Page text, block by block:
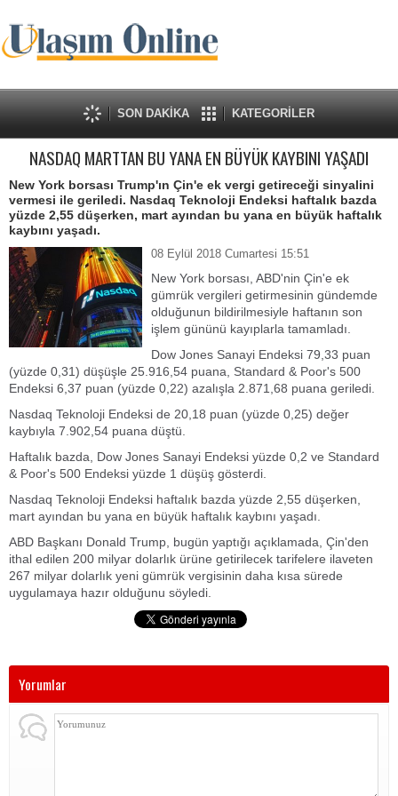
SON DAKİKA KATEGORİLER
NASDAQ MARTTAN BU YANA EN BÜYÜK KAYBINI YAŞADI
New York borsası Trump'ın Çin'e ek vergi getireceği sinyalini
vermesi ile geriledi. Nasdaq Teknoloji Endeksi haftalık bazda
yüzde 2,55 düşerken, mart ayından bu yana en büyük haftalık
kaybını yaşadı.
08 Eylül 2018 Cumartesi 15:51
New York borsası, ABD'nin Çin'e ek
gümrük vergileri getirmesinin gündemde
olduğunun bildirilmesiyle haftanın son
işlem gününü kayıplarla tamamladı.
Dow Jones Sanayi Endeksi 79,33 puan
(yüzde 0,31) düşüşle 25.916,54 puana, Standard & Poor's 500
Endeksi 6,37 puan (yüzde 0,22) azalışla 2.871,68 puana geriledi.
Nasdaq Teknoloji Endeksi de 20,18 puan (yüzde 0,25) değer
kaybıyla 7.902,54 puana düştü.
Haftalık bazda, Dow Jones Sanayi Endeksi yüzde 0,2 ve Standard
& Poor's 500 Endeksi yüzde 1 düşüş gösterdi.
Nasdaq Teknoloji Endeksi haftalık bazda yüzde 2,55 düşerken,
mart ayından bu yana en büyük haftalık kaybını yaşadı.
ABD Başkanı Donald Trump, bugün yaptığı açıklamada, Çin'den
ithal edilen 200 milyar dolarlık ürüne getirilecek tarifelere ilaveten
267 milyar dolarlık yeni gümrük vergisinin daha kısa sürede
uygulamaya hazır olduğunu söyledi.
Yorumlar